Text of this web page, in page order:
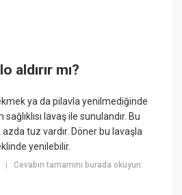
aldırır mı?
ya da pilavla yenilmediğinde
lavaş ile sunulandır. Bu
azda tuz vardır. Döner bu lavaşla
yenilebilir.
|Cevabın tamamını burada okuyun: